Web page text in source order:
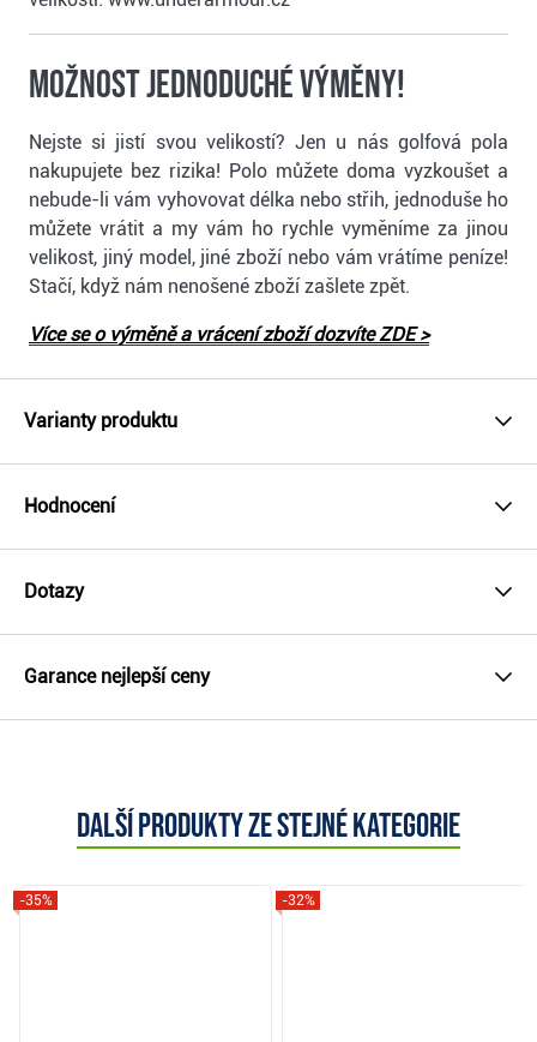
Možnost jednoduché výměny!
Nejste si jistí svou velikostí? Jen u nás golfová pola
nakupujete bez rizika! Polo můžete doma vyzkoušet a
nebude-li vám vyhovovat délka nebo střih, jednoduše ho
můžete vrátit a my vám ho rychle vyměníme za jinou
velikost, jiný model, jiné zboží nebo vám vrátíme peníze!
Stačí, když nám nenošené zboží zašlete zpět.
Více se o výměně a vrácení zboží dozvíte ZDE >
Varianty produktu
Hodnocení
Dotazy
Garance nejlepší ceny
Další produkty ze stejné kategorie
-35% -32%